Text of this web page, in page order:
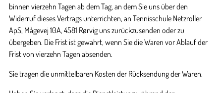
binnen vierzehn Tagen ab dem Tag, an dem Sie uns über den
Widerruf dieses Vertrags unterrichten, an Tennisschule Netzroller
ApS, Mågevej 10A, 4581 Rørvig uns zurückzusenden oder zu
übergeben. Die Frist ist gewahrt, wenn Sie die Waren vor Ablauf der
Frist von vierzehn Tagen absenden.
Sie tragen die unmittelbaren Kosten der Rücksendung der Waren.